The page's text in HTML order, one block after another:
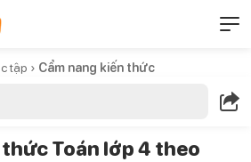
tập › Cẩm nang kiến thức
Toán lớp 4 theo